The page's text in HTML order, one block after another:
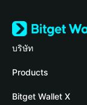
บริษัท
เกี่ยวกับ Bitget Wallet
Blog
Products
Crypto Card
Bitget Wallet X